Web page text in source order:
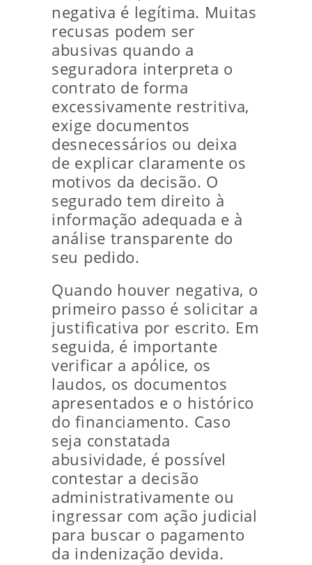
negativa é legítima. Muitas
recusas podem ser
abusivas quando a
seguradora interpreta o
contrato de forma
excessivamente restritiva,
exige documentos
desnecessários ou deixa
de explicar claramente os
motivos da decisão. O
segurado tem direito à
informação adequada e à
análise transparente do
seu pedido.
Quando houver negativa, o
primeiro passo é solicitar a
justificativa por escrito. Em
seguida, é importante
verificar a apólice, os
laudos, os documentos
apresentados e o histórico
do financiamento. Caso
seja constatada
abusividade, é possível
contestar a decisão
administrativamente ou
ingressar com ação judicial
para buscar o pagamento
da indenização devida.